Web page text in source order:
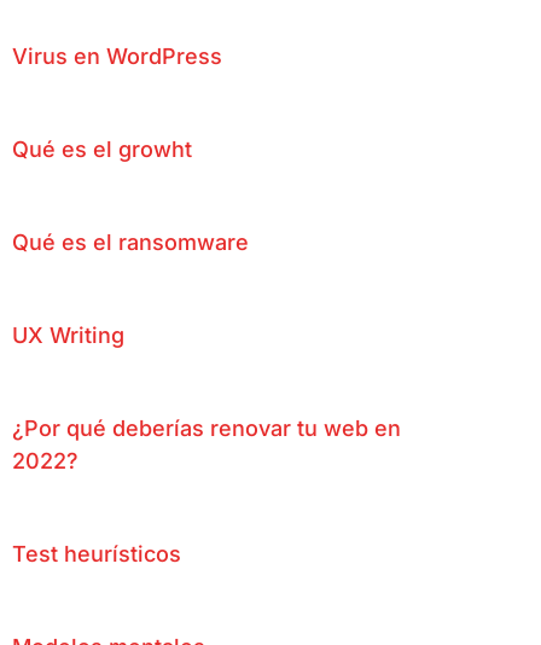
Virus en WordPress
Qué es el growht
Qué es el ransomware
UX Writing
¿Por qué deberías renovar tu web en
2022?
Test heurísticos